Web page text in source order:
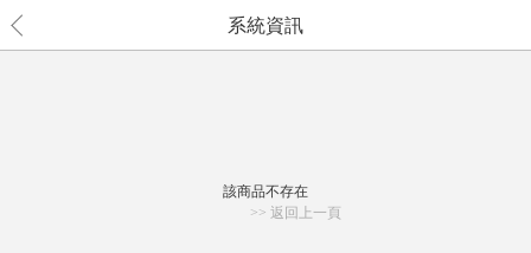
系統資訊
該商品不存在
>> 返回上一頁